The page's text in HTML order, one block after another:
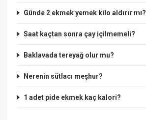
Günde 2 ekmek yemek kilo aldırır mı?
Saat kaçtan sonra çay içilmemeli?
Baklavada tereyağ olur mu?
Nerenin sütlacı meşhur?
1 adet pide ekmek kaç kalori?